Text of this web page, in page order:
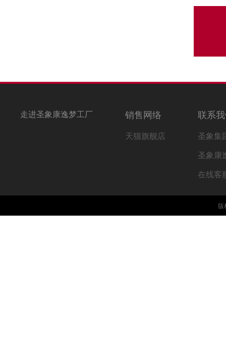
走进圣象康逸梦工厂 销售网络
天猫旗舰店
联系
圣象集
圣象康
在线客
版